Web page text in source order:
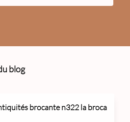
blog
brocante n322 la broca